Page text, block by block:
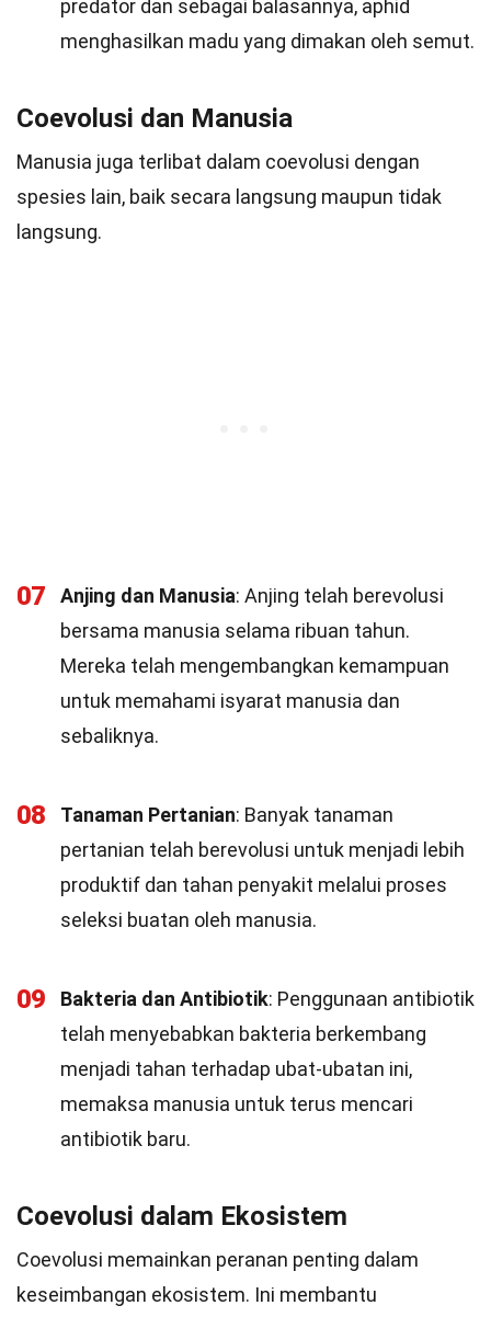
predator dan sebagai balasannya, aphid
menghasilkan madu yang dimakan oleh semut.
Coevolusi dan Manusia
Manusia juga terlibat dalam coevolusi dengan
spesies lain, baik secara langsung maupun tidak
langsung.
07 Anjing dan Manusia: Anjing telah berevolusi
bersama manusia selama ribuan tahun.
Mereka telah mengembangkan kemampuan
untuk memahami isyarat manusia dan
sebaliknya.
08 Tanaman Pertanian: Banyak tanaman
pertanian telah berevolusi untuk menjadi lebih
produktif dan tahan penyakit melalui proses
seleksi buatan oleh manusia.
09 Bakteria dan Antibiotik: Penggunaan antibiotik
telah menyebabkan bakteria berkembang
menjadi tahan terhadap ubat-ubatan ini,
memaksa manusia untuk terus mencari
antibiotik baru.
Coevolusi dalam Ekosistem
Coevolusi memainkan peranan penting dalam
keseimbangan ekosistem. Ini membantu